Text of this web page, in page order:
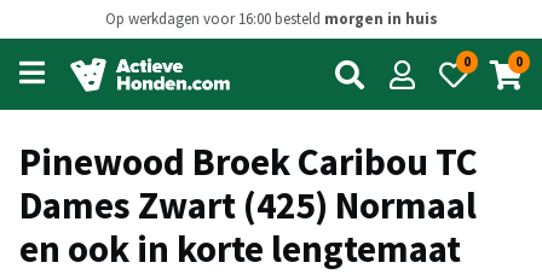
Op werkdagen voor 16:00 besteld morgen in huis
Open
main
menu
0 0
Pinewood Broek Caribou TC
Dames Zwart (425) Normaal
en ook in korte lengtemaat